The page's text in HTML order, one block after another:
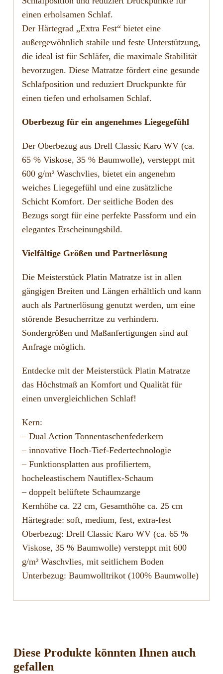
einen erholsamen Schlaf.
Der Härtegrad „Extra Fest“ bietet eine
außergewöhnlich stabile und feste Unterstützung,
die ideal ist für Schläfer, die maximale Stabilität
bevorzugen. Diese Matratze fördert eine gesunde
Schlafposition und reduziert Druckpunkte für
einen tiefen und erholsamen Schlaf.
Oberbezug für ein angenehmes Liegegefühl
Der Oberbezug aus Drell Classic Karo WV (ca.
65 % Viskose, 35 % Baumwolle), versteppt mit
600 g/m² Waschvlies, bietet ein angenehm
weiches Liegegefühl und eine zusätzliche
Schicht Komfort. Der seitliche Boden des
Bezugs sorgt für eine perfekte Passform und ein
elegantes Erscheinungsbild.
Vielfältige Größen und Partnerlösung
Die Meisterstück Platin Matratze ist in allen
gängigen Breiten und Längen erhältlich und kann
auch als Partnerlösung genutzt werden, um eine
störende Besucherritze zu verhindern.
Sondergrößen und Maßanfertigungen sind auf
Anfrage möglich.
Entdecke mit der Meisterstück Platin Matratze
das Höchstmaß an Komfort und Qualität für
einen unvergleichlichen Schlaf!
Kern:
– Dual Action Tonnentaschenfederkern
– innovative Hoch-Tief-Federtechnologie
– Funktionsplatten aus profiliertem,
hocheleastischem Nautiflex-Schaum
– doppelt belüftete Schaumzarge
Kernhöhe ca. 22 cm, Gesamthöhe ca. 25 cm
Härtegrade: soft, medium, fest, extra-fest
Oberbezug: Drell Classic Karo WV (ca. 65 %
Viskose, 35 % Baumwolle) versteppt mit 600
g/m² Waschvlies, mit seitlichem Boden
Unterbezug: Baumwolltrikot (100% Baumwolle)
Diese Produkte könnten Ihnen auch
gefallen